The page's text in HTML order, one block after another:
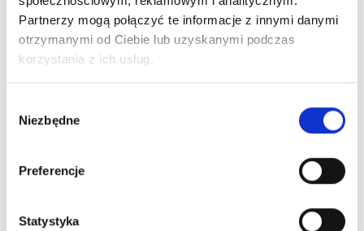
Partnerzy mogą połączyć te informacje z innymi danymi
otrzymanymi od Ciebie lub uzyskanymi podczas
korzystania z ich usług.
zgody
Niezbędne
Preferencje
Statystyka
Wybór idealnejklamki do bram garażowychwymaga
uwzględnienia kilku kluczowych czynników. Kluczowe jest
dostosowanie klamki do stylu architektonicznego Państwa
domu, co pozwala na harmonijną integrację elementów z
oferuje szeroką gamę klamek, które można dopasować do
różnych estetyk – od klasycznych po nowoczesne. Istotne
jest również zwrócenie uwagi na trwałość i materiał
wykonania, co zapewni długie lata bezproblemowego